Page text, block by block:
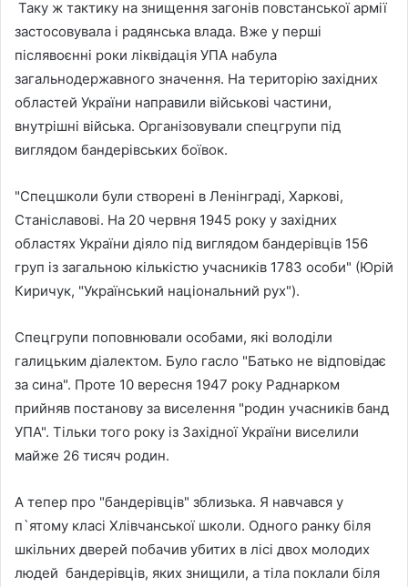
Таку ж тактику на знищення загонів повстанської армії
застосовувала і радянська влада. Вже у перші
післявоєнні роки ліквідація УПА набула
загальнодержавного значення. На територію західних
областей України направили військові частини,
внутрішні війська. Організовували спецгрупи під
виглядом бандерівських боївок.
"Спецшколи були створені в Ленінграді, Харкові,
Станіславові. На 20 червня 1945 року у західних
областях України діяло під виглядом бандерівців 156
груп із загальною кількістю учасників 1783 особи" (Юрій
Киричук, "Український національний рух").
Спецгрупи поповнювали особами, які володіли
галицьким діалектом. Було гасло "Батько не відповідає
за сина". Проте 10 вересня 1947 року Раднарком
прийняв постанову за виселення "родин учасників банд
УПА". Тільки того року із Західної України виселили
майже 26 тисяч родин.
А тепер про "бандерівців" зблизька. Я навчався у
п`ятому класі Хлівчанської школи. Одного ранку біля
шкільних дверей побачив убитих в лісі двох молодих
людей бандерівців, яких знищили, а тіла поклали біля